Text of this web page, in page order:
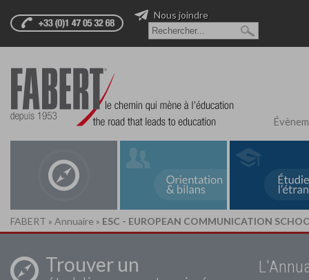
Nous joindre
FABERT » Annuaire » ESC - EUROPEAN COMMUNICATION
Trouver un